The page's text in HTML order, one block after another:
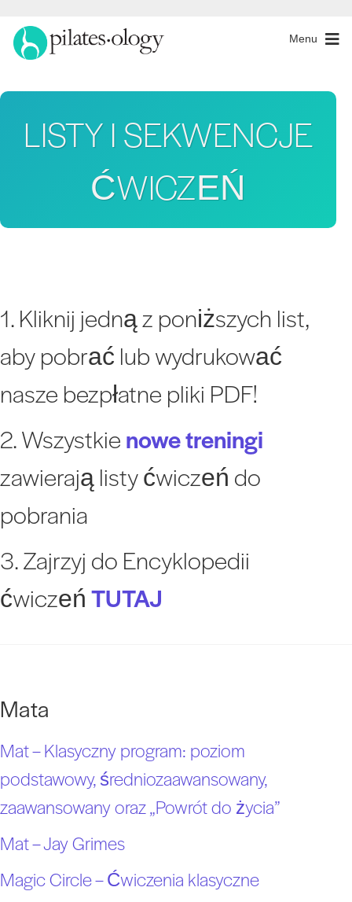
Menu
LISTY I SEKWENCJE
ĆWICZEŃ
1. Kliknij jedną z poniższych list,
aby pobrać lub wydrukować
nasze bezpłatne pliki PDF!
2. Wszystkienowe treningi
zawierają listy ćwiczeń do
pobrania
3. Zajrzyj do Encyklopedii
ćwiczeńTUTAJ
Mata
Mat – Klasyczny program: poziom
podstawowy, średniozaawansowany,
zaawansowany oraz „Powrót do życia”
Mat – Jay Grimes
Magic Circle – Ćwiczenia klasyczne